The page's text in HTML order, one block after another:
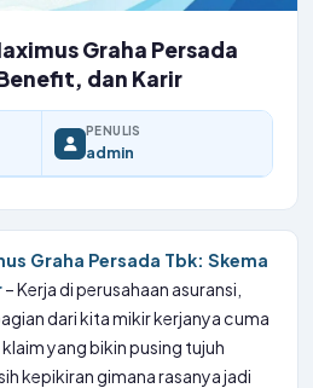
Graha Persada
dan Karir
PENULIS
admin
Graha Persada Tbk: Skema
– Kerja di perusahaan asuransi,
dari kita mikir kerjanya cuma
yang bikin pusing tujuh
kepikiran gimana rasanya jadi